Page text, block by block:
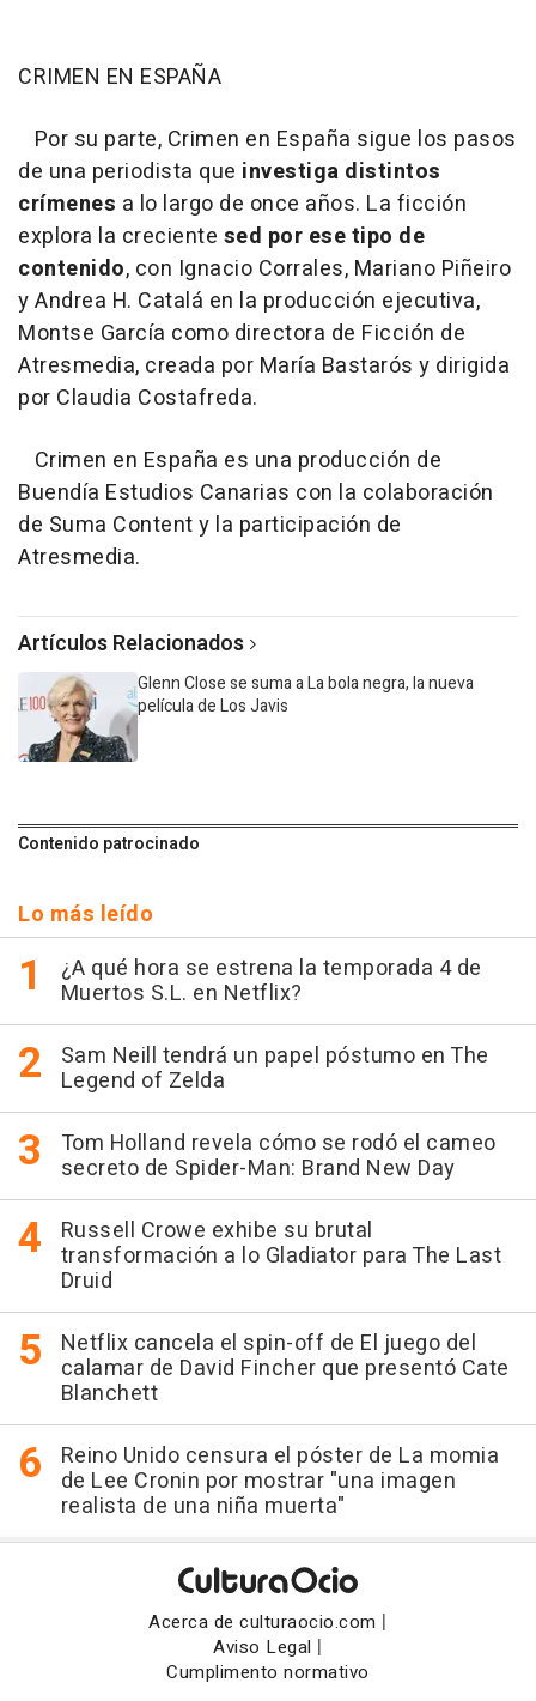
CRIMEN EN ESPAÑA
Por su parte, Crimen en España sigue los pasos
de una periodista que investiga distintos
crímenes a lo largo de once años. La ficción
explora la creciente sed por ese tipo de
contenido, con Ignacio Corrales, Mariano Piñeiro
y Andrea H. Catalá en la producción ejecutiva,
Montse García como directora de Ficción de
Atresmedia, creada por María Bastarós y dirigida
por Claudia Costafreda.
Crimen en España es una producción de
Buendía Estudios Canarias con la colaboración
de Suma Content y la participación de
Atresmedia.
Artículos Relacionados
Glenn Close se suma a La bola negra, la nueva
película de Los Javis
Contenido patrocinado
Lo más leído
¿A qué hora se estrena la temporada 4 de
Muertos S.L. en Netflix?
Sam Neill tendrá un papel póstumo en The
Legend of Zelda
Tom Holland revela cómo se rodó el cameo
secreto de Spider-Man: Brand New Day
Russell Crowe exhibe su brutal
transformación a lo Gladiator para The Last
Druid
Netflix cancela el spin-off de El juego del
calamar de David Fincher que presentó Cate
Blanchett
Reino Unido censura el póster de La momia
de Lee Cronin por mostrar "una imagen
realista de una niña muerta"
Acerca de culturaocio.com |
Aviso Legal |
Cumplimento normativo